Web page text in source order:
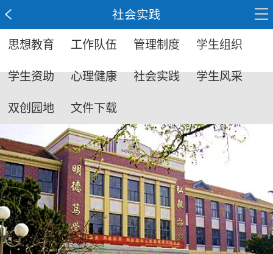
社会实践
思想教育 工作队伍 管理制度 学生组织
学生资助 心理健康 社会实践 学生风采
双创园地 文件下载